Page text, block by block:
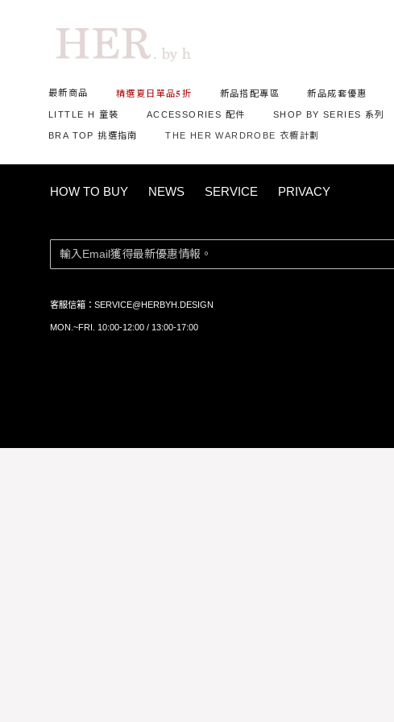
最新商品 精選夏日單品𝟓折 新品搭配專區 新品成套優惠
LITTLE H 童裝 ACCESSORIES 配件 SHOP BY SERIES 系列
BRA TOP 挑選指南 THE HER WARDROBE 衣櫥計劃
首頁 ALL 全部商品 經典款｜100%純棉休閒立裁短Tee
HOW TO BUY NEWS SERVICE PRIVACY
客服信箱： SERVICE@HERBYH.DESIGN
MON.~FRI. 10:00-12:00 / 13:00-17:00